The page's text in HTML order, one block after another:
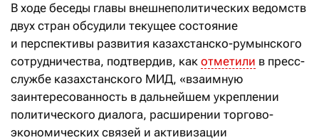
В ходе беседы главы внешнеполитических ведомств
двух стран обсудили текущее состояние
и перспективы развития казахстанско-румынского
сотрудничества, подтвердив, как отметили в пресс-
службе казахстанского МИД, «взаимную
заинтересованность в дальнейшем укреплении
политического диалога, расширении торгово-
экономических связей и активизации